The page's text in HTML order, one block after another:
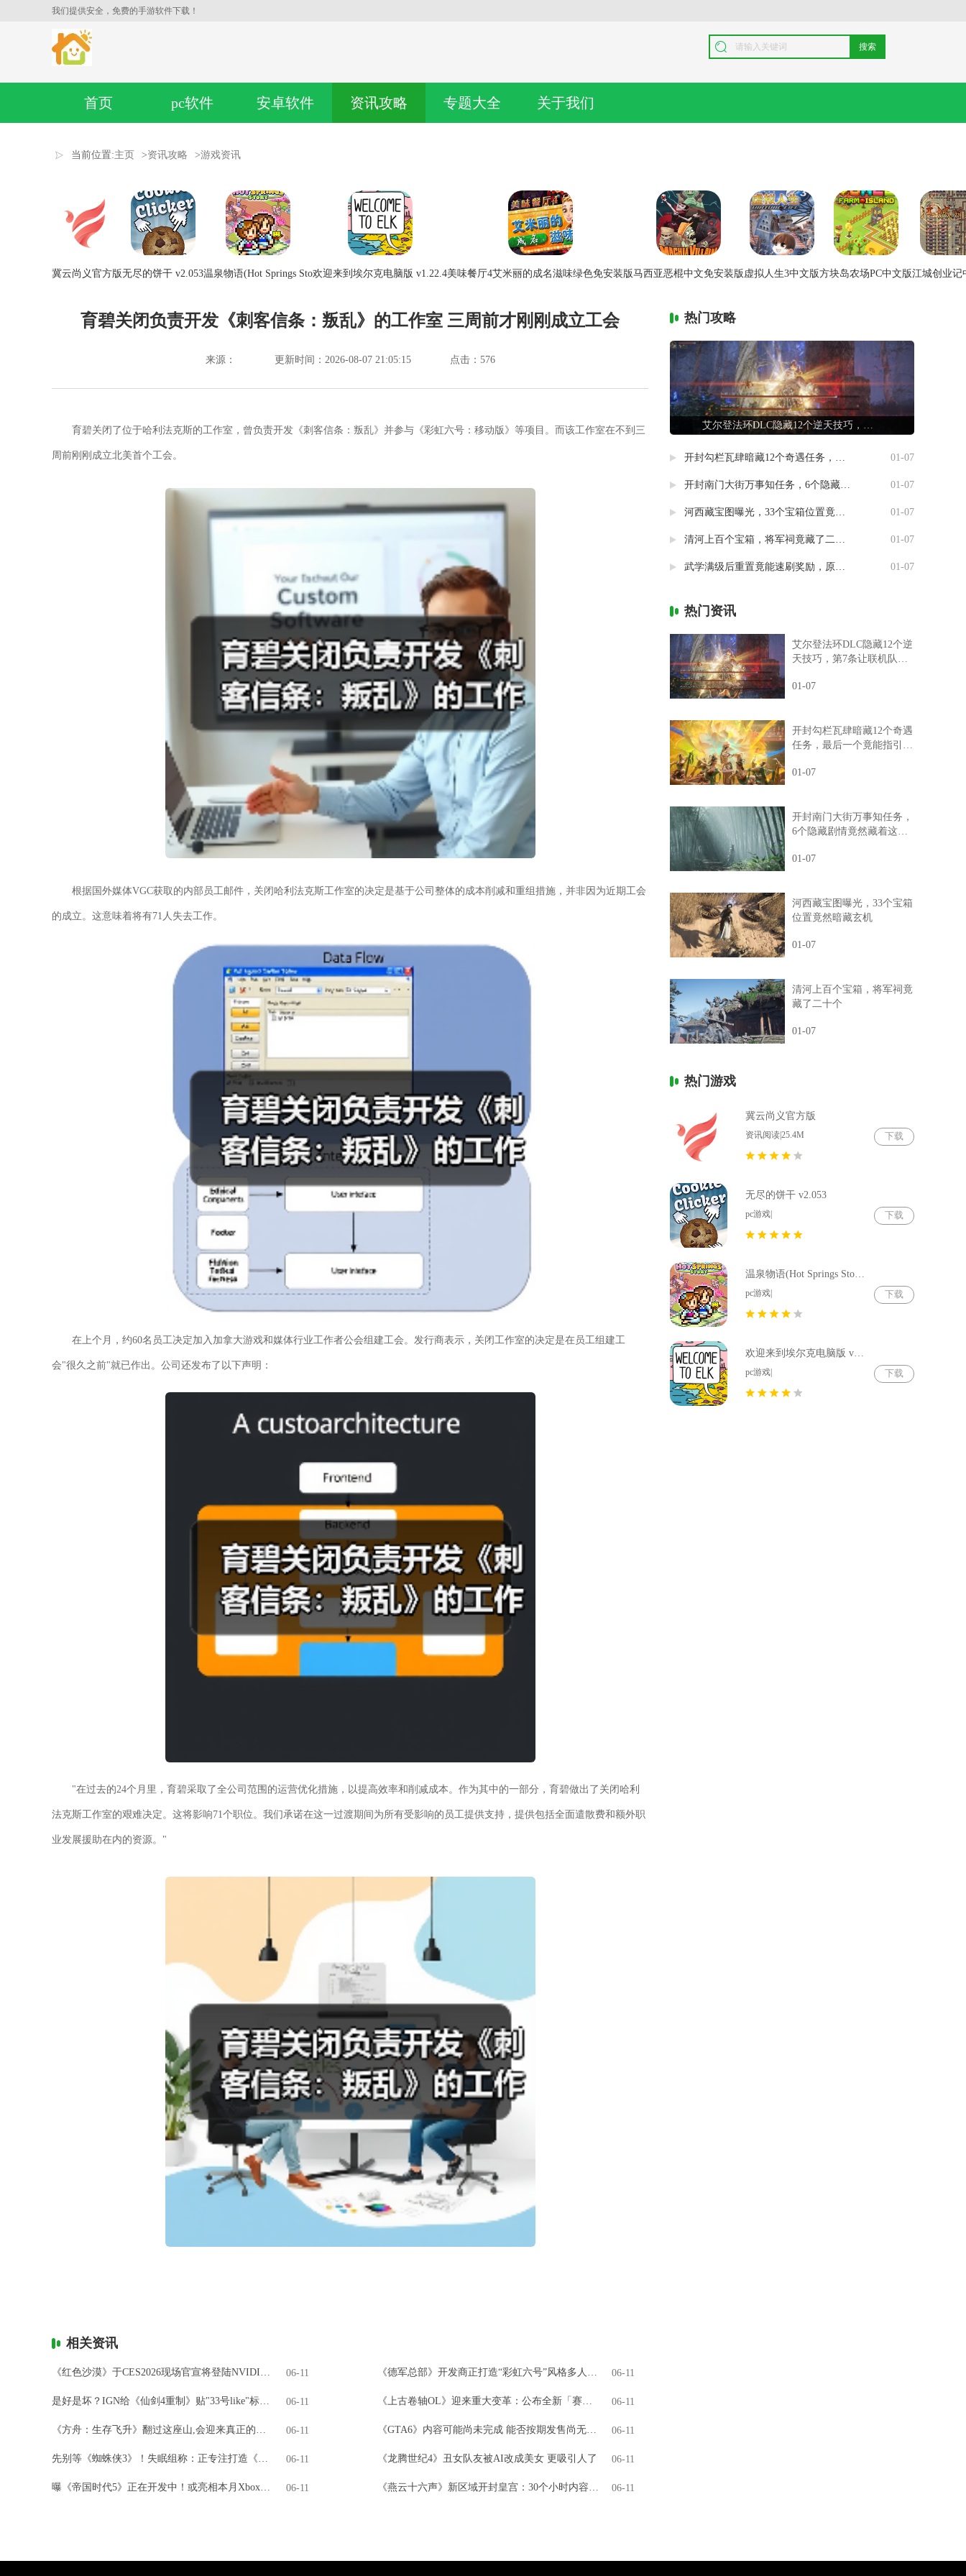
我们提供安全，免费的手游软件下载！
搜索
首页 pc软件 安卓软件 资讯攻略 专题大全 关于我们
当前位置:主页 >资讯攻略 >游戏资讯
冀云尚义官方版无尽的饼干 v2.053温泉物语(Hot Springs Sto欢迎来到埃尔克电脑版 v1.22.4美味餐厅4艾米丽的成名滋味绿色免安装版马西亚恶棍中文免安装版 虚拟人生3中文版方块岛农场PC中文版江城创业记
育碧关闭负责开发《刺客信条：叛乱》的工作室 三周前才刚刚成立工会
来源： 更新时间：2026-08-07 21:05:15 点击： 576
育碧关闭了位于哈利法克斯的工作室，曾负责开发《刺客信条：叛乱》并参与《彩虹六号：移动版》等项目。而该工作室在不到三
周前刚刚成立北美首个工会。
根据国外媒体VGC获取的内部员工邮件，关闭哈利法克斯工作室的决定是基于公司整体的成本削减和重组措施，并非因为近期工会
的成立。这意味着将有71人失去工作。
在上个月，约60名员工决定加入加拿大游戏和媒体行业工作者公会组建工会。发行商表示，关闭工作室的决定是在员工组建工
会"很久之前"就已作出。公司还发布了以下声明：
"在过去的24个月里，育碧采取了全公司范围的运营优化措施，以提高效率和削减成本。作为其中的一部分，育碧做出了关闭哈利
法克斯工作室的艰难决定。这将影响71个职位。我们承诺在这一过渡期间为所有受影响的员工提供支持，提供包括全面遣散费和额外职
业发展援助在内的资源。"
相关资讯
《红色沙漠》于CES2026现场官宣将登陆NVIDIA GeForce NOW 06-11 《德军总部》开发商正打造“彩虹六号”风格多人游戏 06-11
是好是坏？IGN给《仙剑4重制》贴"33号like"标签引热议 06-11 《上古卷轴OL》迎来重大变革：公布全新「赛季」模式，引领全新时代 06-11
《方舟：生存飞升》翻过这座山,会迎来真正的飞升吗? 06-11 《GTA6》内容可能尚未完成 能否按期发售尚无定论 06-11
先别等《蜘蛛侠3》！失眠组称：正专注打造《金刚狼》 06-11 《龙腾世纪4》丑女队友被AI改成美女 更吸引人了 06-11
曝《帝国时代5》正在开发中！或亮相本月Xbox直面会 06-11 《燕云十六声》新区域开封皇宫：30个小时内容 NPC超3000人 06-11
热门攻略
艾尔登法环DLC隐藏12个逆天技巧，第7条让联机队友惊掉下巴
开封勾栏瓦肆暗藏12个奇遇任务，最后一个竟能指引人生方向 01-07
开封南门大街万事知任务，6个隐藏剧情竟然藏着这样的秘密 01-07
河西藏宝图曝光，33个宝箱位置竟然暗藏玄机 01-07
清河上百个宝箱，将军祠竟藏了二十个 01-07
武学满级后重置竟能速刷奖励，原来流派挑战有这种捷径 01-07
热门资讯
艾尔登法环DLC隐藏12个逆
天技巧，第7条让联机队友
01-07
开封勾栏瓦肆暗藏12个奇遇
任务，最后一个竟能指引人
01-07
开封南门大街万事知任务，
6个隐藏剧情竟然藏着这样
01-07
河西藏宝图曝光，33个宝箱
位置竟然暗藏玄机
01-07
清河上百个宝箱，将军祠竟
藏了二十个
01-07
热门游戏
冀云尚义官方版
资讯阅读|25.4M 下载
无尽的饼干 v2.053
pc游戏| 下载
温泉物语(Hot Springs Story) v2.79
pc游戏| 下载
欢迎来到埃尔克电脑版 v1.22.4
pc游戏| 下载